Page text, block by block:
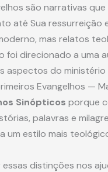
são narrativas
até Sua ressurreição
mas relatos
foi direcionado a uma
aspectos do ministério
Evangelhos —
Sinópticos porque
palavras e
um estilo mais
distinções nos